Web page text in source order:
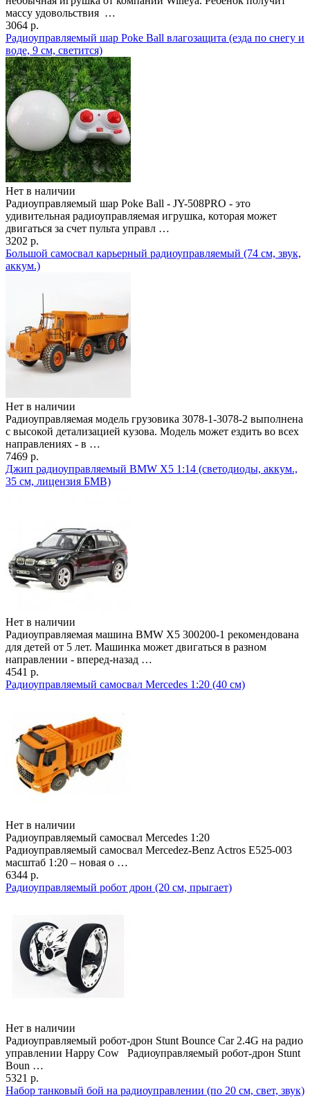
массу удовольствия …
3064 р.
Радиоуправляемый шар Poke Ball влагозащита (езда по снегу и
воде, 9 см, светится)
Нет в наличии
Радиоуправляемый шар Poke Ball - JY-508PRO - это
удивительная радиоуправляемая игрушка, которая может
двигаться за счет пульта управл …
3202 р.
Большой самосвал карьерный радиоуправляемый (74 см, звук,
аккум.)
Нет в наличии
Радиоуправляемая модель грузовика 3078-1-3078-2 выполнена
с высокой детализацией кузова. Модель может ездить во всех
направлениях - в …
7469 р.
Джип радиоуправляемый BMW X5 1:14 (светодиоды, аккум.,
35 см, лицензия БМВ)
Нет в наличии
Радиоуправляемая машина BMW X5 300200-1 рекомендована
для детей от 5 лет. Машинка может двигаться в разном
направлении - вперед-назад …
4541 р.
Радиоуправляемый самосвал Mercedes 1:20 (40 см)
Нет в наличии
Радиоуправляемый самосвал Mercedes 1:20
Радиоуправляемый самосвал Mercedez-Benz Actros E525-003
масштаб 1:20 – новая о …
6344 р.
Радиоуправляемый робот дрон (20 см, прыгает)
Нет в наличии
Радиоуправляемый робот-дрон Stunt Bounce Car 2.4G на радио
управлении Happy Cow Радиоуправляемый робот-дрон Stunt
Boun …
5321 р.
Набор танковый бой на радиоуправлении (по 20 см, свет, звук)